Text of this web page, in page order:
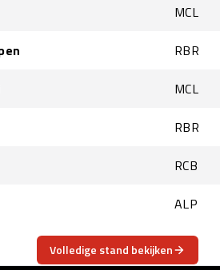
MCL
RBR
MCL
RBR
RCB
ALP
Volledige stand bekijken